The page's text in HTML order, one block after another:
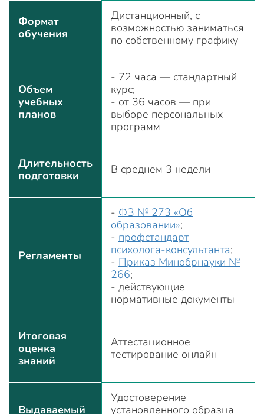
Формат
обучения
Дистанционный, с
возможностью заниматься
по собственному графику
Объем
учебных
планов
- 72 часа — стандартный
курс;
- от 36 часов — при
выборе персональных
программ
Длительность
подготовки
В среднем 3 недели
Регламенты
- ФЗ № 273 «Об
образовании»;
- профстандарт
психолога-консультанта;
- Приказ Минобрнауки №
266;
- действующие
нормативные документы
Итоговая
оценка
знаний
Аттестационное
тестирование онлайн
Выдаваемый
Удостоверение
установленного образца